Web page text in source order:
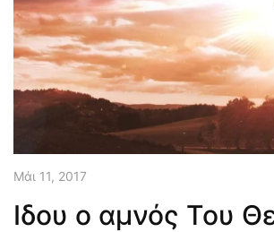
Μάι 11, 2017
Ιδου ο αμνός Του